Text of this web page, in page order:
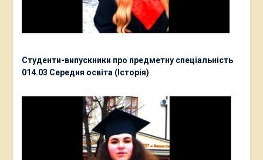
Студенти-випускники про предметну спеціальність
014.03 Середня освіта (Історія)